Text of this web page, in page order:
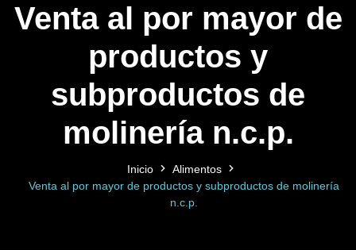
Venta al por mayor de
productos y
subproductos de
molinería n.c.p.
Inicio
Alimentos
Venta al por mayor de productos y subproductos de molinería
n.c.p.